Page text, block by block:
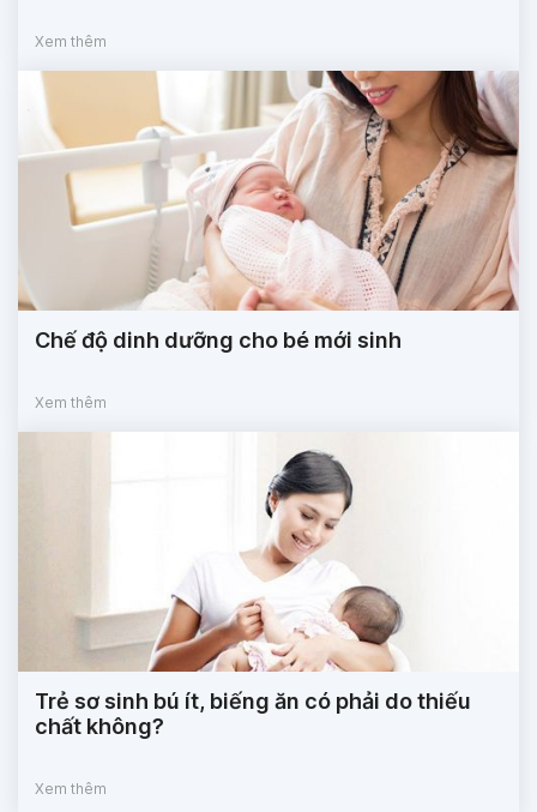
Xem thêm
Chế độ dinh dưỡng cho bé mới sinh
Xem thêm
Trẻ sơ sinh bú ít, biếng ăn có phải do thiếu
chất không?
Xem thêm